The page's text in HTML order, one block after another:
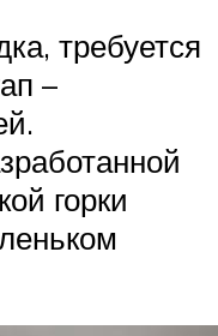
требуется
–
горки